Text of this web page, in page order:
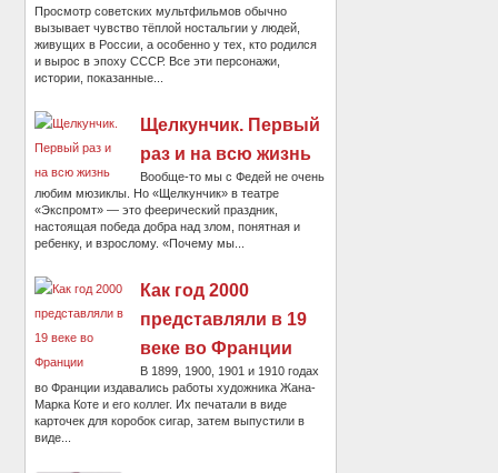
Просмотр советских мультфильмов обычно
вызывает чувство тёплой ностальгии у людей,
живущих в России, а особенно у тех, кто родился
и вырос в эпоху СССР. Все эти персонажи,
истории, показанные...
Щелкунчик. Первый
раз и на всю жизнь
Вообще-то мы с Федей не очень
любим мюзиклы. Но «Щелкунчик» в театре
«Экспромт» — это феерический праздник,
настоящая победа добра над злом, понятная и
ребенку, и взрослому. «Почему мы...
Как год 2000
представляли в 19
веке во Франции
В 1899, 1900, 1901 и 1910 годах
во Франции издавались работы художника Жана-
Марка Коте и его коллег. Их печатали в виде
карточек для коробок сигар, затем выпустили в
виде...